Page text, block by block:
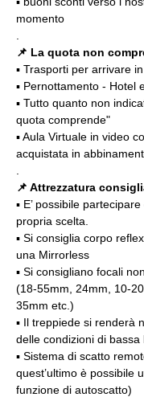
momento
📌 La quota non
▪️ Trasporti per arrivare
▪️ Pernottamento - Hotel
▪️ Tutto quanto non
quota comprende"
▪️ Aula Virtuale in video
acquistata in
📌 Attrezzatura
▪️ E’ possibile
propria scelta.
▪️ Si consiglia corpo
una Mirrorless
▪️ Si consigliano focali
(18-55mm, 24mm, 10-
35mm etc.)
▪️ Il treppiede si renderà
delle condizioni di bassa
▪️ Sistema di scatto
quest’ultimo è possibile
funzione di autoscatto)